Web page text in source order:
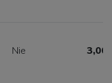
Nie 3,00